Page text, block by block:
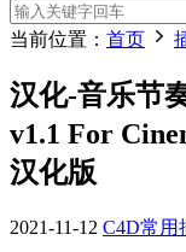
当前位置： 首页
汉化-音乐节
v1.1 For
汉化版
2021-11-12 C4D常用